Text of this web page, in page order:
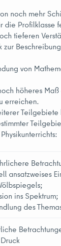
noch mehr
die Profilklasse
tieferen
zur
von
höheres
erreichen.
Teilgebiete
ansatzweises
ins Spektrum;
des